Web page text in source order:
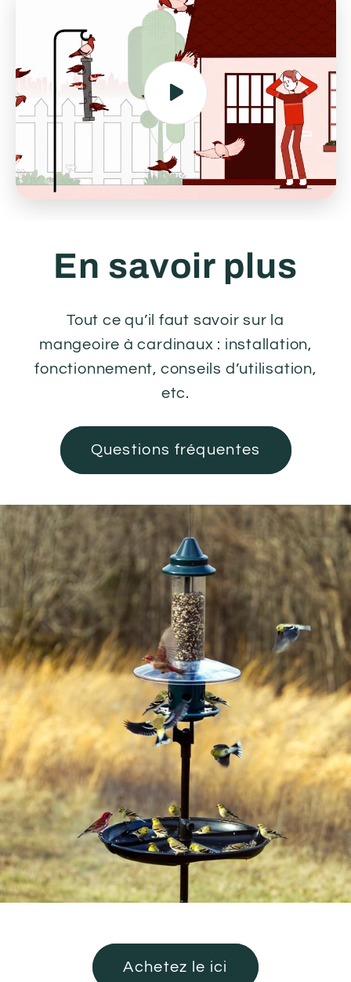
En savoir plus
Tout ce qu’il faut savoir sur la
mangeoire à cardinaux : installation,
fonctionnement, conseils d’utilisation,
etc.
Questions fréquentes
Achetez le ici